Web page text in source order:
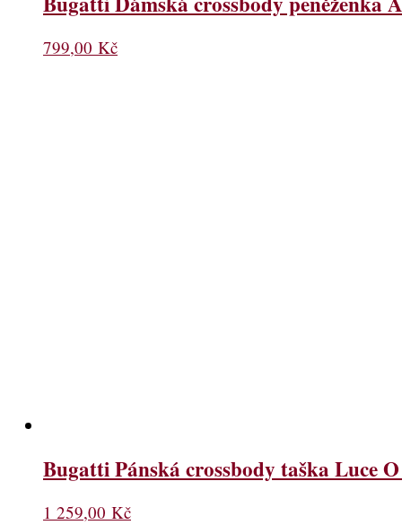
799,00 Kč
Bugatti Pánská crossbody taška Luce O
1 259,00 Kč